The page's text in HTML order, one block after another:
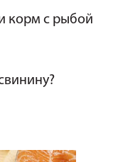
корм с рыбой